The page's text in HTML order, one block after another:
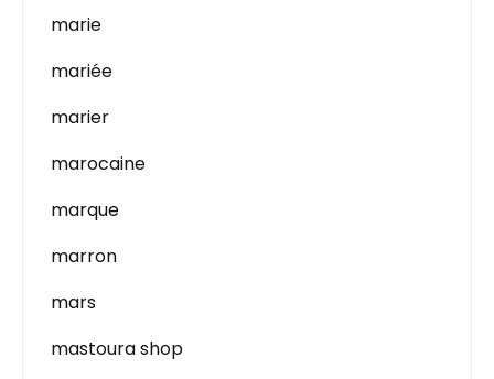
marie
mariée
marier
marocaine
marque
marron
mars
mastoura shop